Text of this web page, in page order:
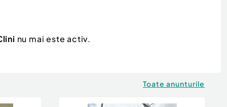
nu mai este activ.
Toate anunturile